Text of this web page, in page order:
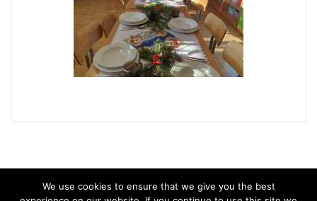
We use cookies to ensure that we give you the best